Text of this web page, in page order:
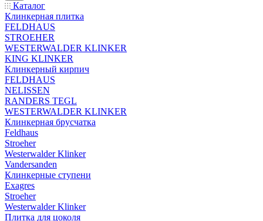
Каталог
Клинкерная плитка
FELDHAUS
STROEHER
WESTERWALDER KLINKER
KING KLINKER
Клинкерный кирпич
FELDHAUS
NELISSEN
RANDERS TEGL
WESTERWALDER KLINKER
Клинкерная брусчатка
Feldhaus
Stroeher
Westerwalder Klinker
Vandersanden
Клинкерные ступени
Exagres
Stroeher
Westerwalder Klinker
Плитка для цоколя